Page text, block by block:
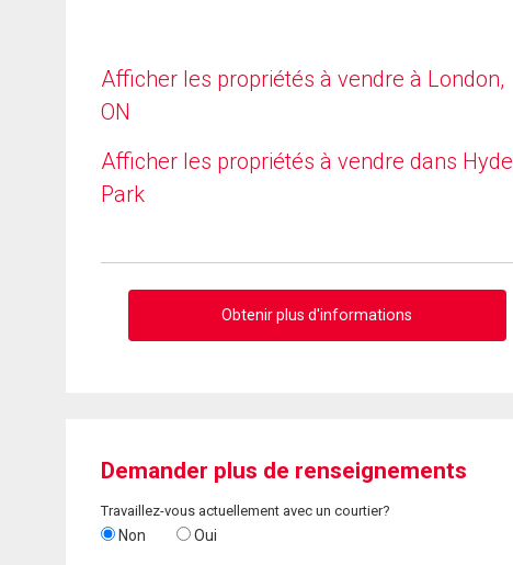
Afficher les propriétés à vendre à London,
ON
Afficher les propriétés à vendre dans Hyde
Park
Obtenir plus d'informations
Demander plus de renseignements
Travaillez-vous actuellement avec un courtier?
Non Oui